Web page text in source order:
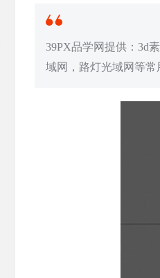
39PX品学网提供：3d
域网，路灯光域网等常